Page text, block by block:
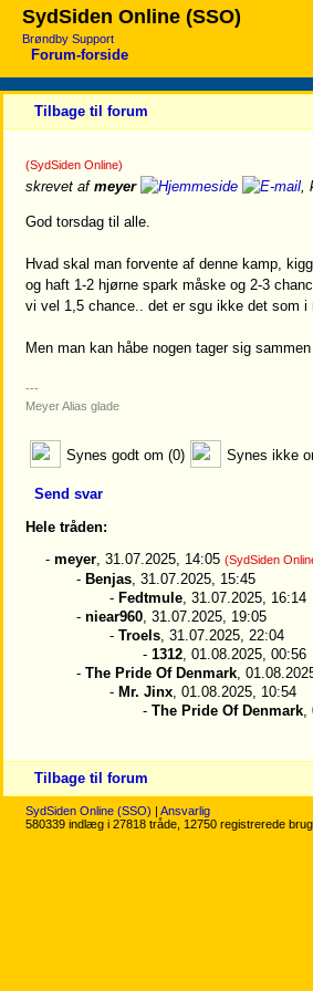
SydSiden Online (SSO)
Brøndby Support
Forum-forside
Tilbage til forum
(SydSiden Online)
skrevet af meyer ,
God torsdag til alle.
Hvad skal man forvente af denne kamp,
og haft 1-2 hjørne spark måske og 2-3
vi vel 1,5 chance.. det er sgu ikke det som i
Men man kan håbe nogen tager sig
---
Meyer Alias glade
Synes godt om (0) Synes ikke
Send svar
Hele tråden:
- meyer, 31.07.2025, 14:05 (SydSiden
- Benjas, 31.07.2025, 15:45
- Fedtmule, 31.07.2025, 16:14
- niear960, 31.07.2025, 19:05
- Troels, 31.07.2025, 22:04
- 1312, 01.08.2025, 00:56
- The Pride Of Denmark,
- Mr. Jinx, 01.08.2025, 10:54
- The Pride Of Denmark,
Tilbage til forum
SydSiden Online (SSO) | Ansvarlig
580339 indlæg i 27818 tråde, 12750 registrerede